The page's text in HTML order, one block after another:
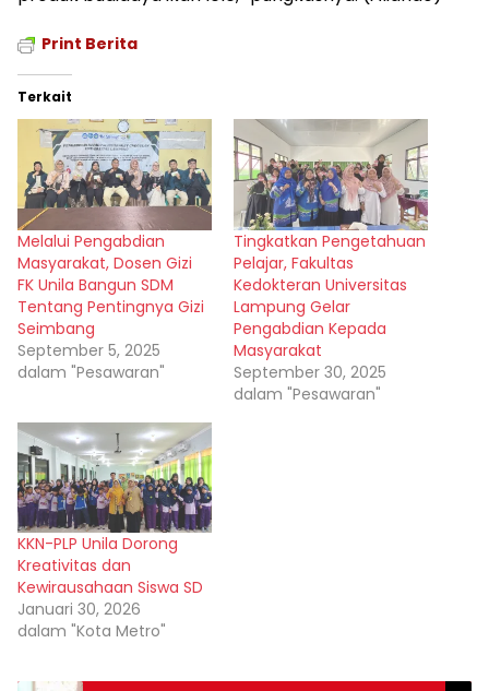
Print Berita
Terkait
Melalui Pengabdian
Masyarakat, Dosen Gizi
FK Unila Bangun SDM
Tentang Pentingnya Gizi
Seimbang
September 5, 2025
dalam "Pesawaran"
Tingkatkan Pengetahuan
Pelajar, Fakultas
Kedokteran Universitas
Lampung Gelar
Pengabdian Kepada
Masyarakat
September 30, 2025
dalam "Pesawaran"
KKN-PLP Unila Dorong
Kreativitas dan
Kewirausahaan Siswa SD
Januari 30, 2026
dalam "Kota Metro"